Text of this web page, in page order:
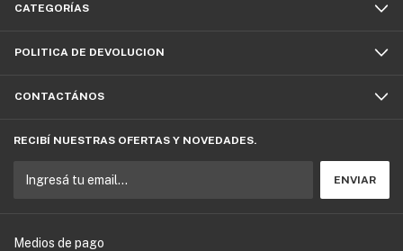
CATEGORÍAS
POLITICA DE DEVOLUCION
CONTACTÁNOS
RECIBÍ NUESTRAS OFERTAS Y NOVEDADES.
Medios de pago